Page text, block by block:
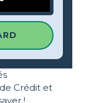
Crédit et
!